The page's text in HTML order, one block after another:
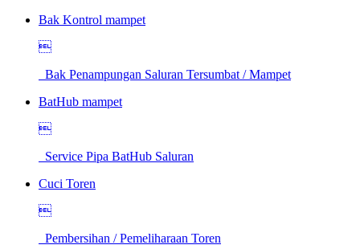
Bak Kontrol mampet

Bak Penampungan Saluran Tersumbat / Mampet
BatHub mampet

Service Pipa BatHub Saluran
Cuci Toren

Pembersihan / Pemeliharaan Toren